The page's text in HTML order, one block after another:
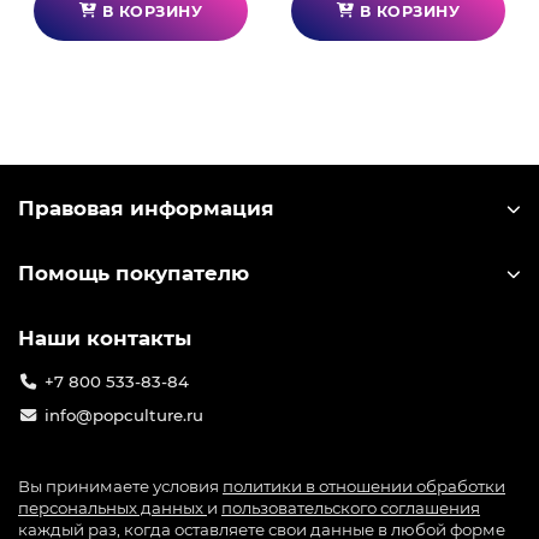
В КОРЗИНУ В КОРЗИНУ
Правовая информация
Помощь покупателю
Наши контакты
+7 800 533-83-84
info@popculture.ru
Вы принимаете условия политики в отношении обработки
персональных данных и пользовательского соглашения
каждый раз, когда оставляете свои данные в любой форме